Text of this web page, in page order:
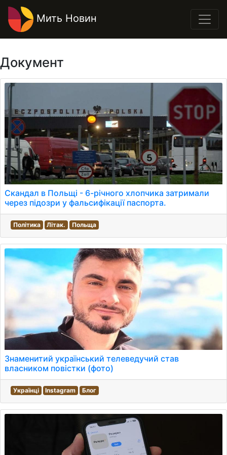
Мить Новин
Документ
Скандал в Польщі - 6-річного хлопчика затримали
через підозри у фальсифікації паспорта.
Політика Літак. Польща
Знаменитий український телеведучий став
власником повістки (фото)
Українці Instagram Блог